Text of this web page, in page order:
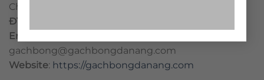
Chánh, Huyện Mộ Đức, Tỉnh Quảng Ngãi, Việt Nam
ĐT
Email
gachbong@gachbongdanang.com
Website: https://gachbongdanang.com